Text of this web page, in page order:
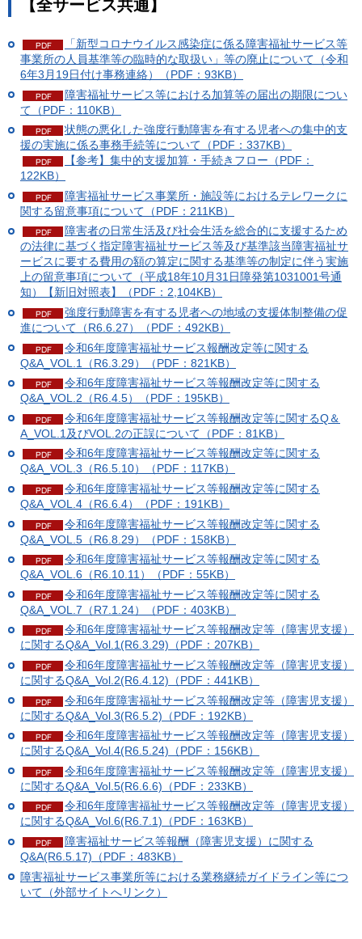
【全サービス共通】
「新型コロナウイルス感染症に係る障害福祉サービス等
事業所の人員基準等の臨時的な取扱い」等の廃止について（令和
6年3月19日付け事務連絡）（PDF：93KB）
障害福祉サービス等における加算等の届出の期限につい
て（PDF：110KB）
状態の悪化した強度行動障害を有する児者への集中的支
援の実施に係る事務手続等について（PDF：337KB）
【参考】集中的支援加算・手続きフロー（PDF：
122KB）
障害福祉サービス事業所・施設等におけるテレワークに
関する留意事項について（PDF：211KB）
障害者の日常生活及び社会生活を総合的に支援するため
の法律に基づく指定障害福祉サービス等及び基準該当障害福祉サ
ービスに要する費用の額の算定に関する基準等の制定に伴う実施
上の留意事項について（平成18年10月31日障発第1031001号通
知）【新旧対照表】（PDF：2,104KB）
強度行動障害を有する児者への地域の支援体制整備の促
進について（R6.6.27）（PDF：492KB）
令和6年度障害福祉サービス報酬改定等に関する
Q&A_VOL.1（R6.3.29）（PDF：821KB）
令和6年度障害福祉サービス等報酬改定等に関する
Q&A_VOL.2（R6.4.5）（PDF：195KB）
令和6年度障害福祉サービス等報酬改定等に関するQ＆
A_VOL.1及びVOL.2の正誤について（PDF：81KB）
令和6年度障害福祉サービス等報酬改定等に関する
Q&A_VOL.3（R6.5.10）（PDF：117KB）
令和6年度障害福祉サービス等報酬改定等に関する
Q&A_VOL.4（R6.6.4）（PDF：191KB）
令和6年度障害福祉サービス等報酬改定等に関する
Q&A_VOL.5（R6.8.29）（PDF：158KB）
令和6年度障害福祉サービス等報酬改定等に関する
Q&A_VOL.6（R6.10.11）（PDF：55KB）
令和6年度障害福祉サービス等報酬改定等に関する
Q&A_VOL.7（R7.1.24）（PDF：403KB）
令和6年度障害福祉サービス等報酬改定等（障害児支援）
に関するQ&A_Vol.1(R6.3.29)（PDF：207KB）
令和6年度障害福祉サービス等報酬改定等（障害児支援）
に関するQ&A_Vol.2(R6.4.12)（PDF：441KB）
令和6年度障害福祉サービス等報酬改定等（障害児支援）
に関するQ&A_Vol.3(R6.5.2)（PDF：192KB）
令和6年度障害福祉サービス等報酬改定等（障害児支援）
に関するQ&A_Vol.4(R6.5.24)（PDF：156KB）
令和6年度障害福祉サービス等報酬改定等（障害児支援）
に関するQ&A_Vol.5(R6.6.6)（PDF：233KB）
令和6年度障害福祉サービス等報酬改定等（障害児支援）
に関するQ&A_Vol.6(R6.7.1)（PDF：163KB）
障害福祉サービス等報酬（障害児支援）に関する
Q&A(R6.5.17)（PDF：483KB）
障害福祉サービス事業所等における業務継続ガイドライン等につ
いて（外部サイトへリンク）